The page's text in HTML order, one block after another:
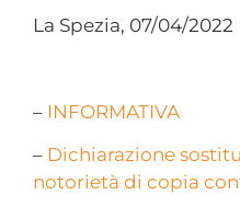
La Spezia, 07/04/2022​
– INFORMATIVA
– Dichiarazione
notorietà di copia